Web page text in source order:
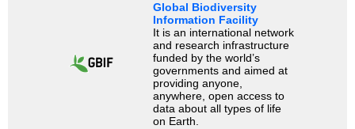
Global Biodiversity
Information Facility
It is an international network
and research infrastructure
funded by the world’s
governments and aimed at
providing anyone,
anywhere, open access to
data about all types of life
on Earth.